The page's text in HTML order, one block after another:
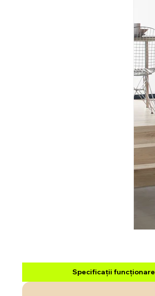
Specificații funcționare